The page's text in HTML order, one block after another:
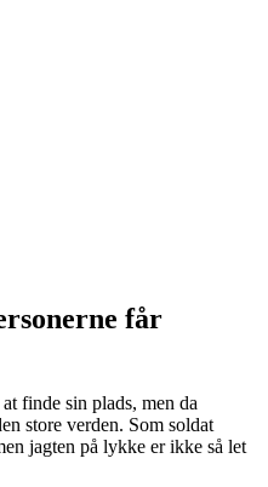
får
finde sin plads, men da
store verden. Som soldat
jagten på lykke er ikke så let